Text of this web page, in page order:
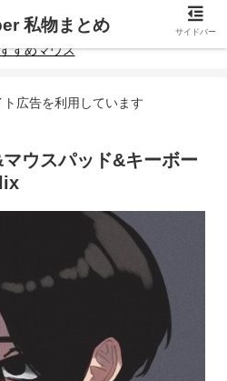
ルエンサーの私物まとめです。
すめマウス
広告を利用しています
ウスパッド&キーボー
私物まとめ サイドバー